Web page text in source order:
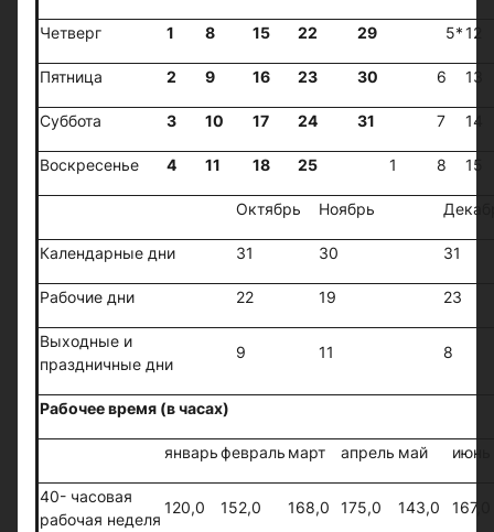
Четверг 1 8 15 22 29 5* 12
Пятница 2 9 16 23 30 6 13
Суббота 3 10 17 24 31 7 14
Воскресенье 4 11 18 25 1 8 15
Октябрь Ноябрь
Календарные дни 31 30 31
Рабочие дни 22 19 23
Выходные и
праздничные дни
9 11 8
Рабочее время (в часах)
январьфевраль март апрель май июнь
40- часовая
рабочая неделя
120,0 152,0 168,0 175,0 143,0 167,0